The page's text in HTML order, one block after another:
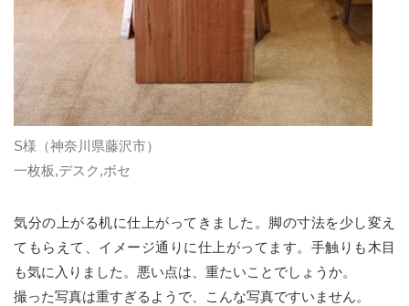
S様（神奈川県藤沢市）
一枚板,デスク ,ボセ
気分の上がる机に仕上がってきました。脚の寸法を少し変え
てもらえて、イメージ通りに仕上がってます。手触りも木目
も気に入りました。悪い点は、重たいことでしょうか。
撮った写真は重すぎるようで、こんな写真ですいません。